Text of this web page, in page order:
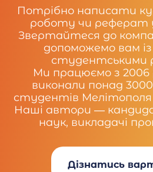
Потрібно написати
роботу чи реферат
Звертайтеся до
допоможемо вам
студентськими
Ми працюємо з 2006
виконали понад
студентів Мелітополя
Наші автори —
наук, викладачі
Дізнатись